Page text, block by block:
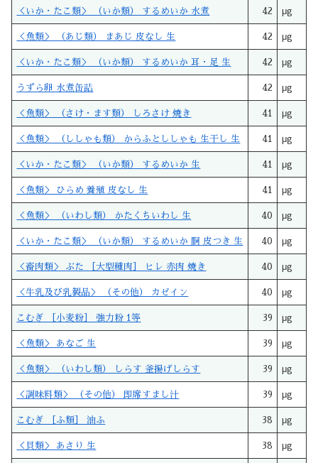
＜いか・たこ類＞ （いか類） するめいか 水煮 42 μg
＜魚類＞ （あじ類） まあじ 皮なし 生 42 μg
＜いか・たこ類＞ （いか類） するめいか 耳・足 生 42 μg
うずら卵 水煮缶詰 42 μg
＜魚類＞ （さけ・ます類） しろさけ 焼き 41 μg
＜魚類＞ （ししゃも類） からふとししゃも 生干し 生 41 μg
＜いか・たこ類＞ （いか類） するめいか 生 41 μg
＜魚類＞ ひらめ 養殖 皮なし 生 41 μg
＜魚類＞ （いわし類） かたくちいわし 生 40 μg
＜いか・たこ類＞ （いか類） するめいか 胴 皮つき 生 40 μg
＜畜肉類＞ ぶた ［大型種肉］ ヒレ 赤肉 焼き 40 μg
＜牛乳及び乳製品＞ （その他） カゼイン 40 μg
こむぎ ［小麦粉］ 強力粉 1等 39 μg
＜魚類＞ あなご 生 39 μg
＜魚類＞ （いわし類） しらす 釜揚げしらす 39 μg
＜調味料類＞ （その他） 即席すまし汁 39 μg
こむぎ ［ふ類］ 油ふ 38 μg
＜貝類＞ あさり 生 38 μg